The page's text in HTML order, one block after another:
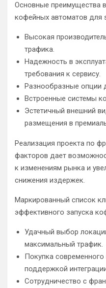
Основные преимущества
кофейных автоматов для
Высокая
трафика.
Надежность в
требования к сервису.
Разнообразные опции
Встроенные системы
Эстетичный внешний
размещения в
Реализация проекта по
факторов дает
к изменениям рынка и
снижения издержек.
Маркированный список
эффективного запуска
Удачный выбор
максимальный трафик.
Покупка
поддержкой
Сотрудничество с